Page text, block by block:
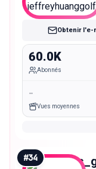
Obtenir l'e-
60.0K
Abonnés
-
Vues moyennes
#34